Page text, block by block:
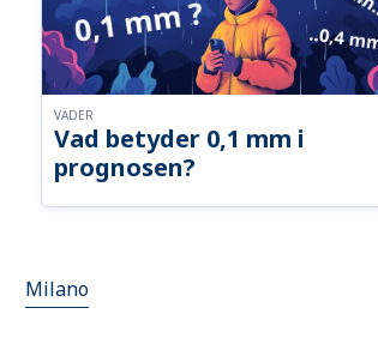
Vad betyder 0,1 mm i
prognosen?
VÄDER
Milano